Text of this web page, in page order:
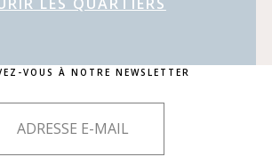
VOUS À NOTRE NEWSLETTER